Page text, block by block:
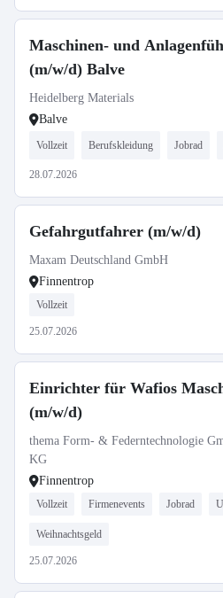
Maschinen- und
(m/w/d) Balve
Heidelberg Materials
Balve
Vollzeit Berufskleidung Jobrad
28.07.2026
Gefahrgutfahrer (m/w/d)
Maxam Deutschland GmbH
Finnentrop
Vollzeit
25.07.2026
Einrichter für Wafios
(m/w/d)
thema Form- & Federntechnologie
KG
Finnentrop
Vollzeit Firmenevents Jobrad
Weihnachtsgeld
25.07.2026